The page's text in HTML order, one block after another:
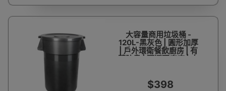
大容量商用垃圾桶 -
120L-黑灰色 | 圓形加厚
| 戶外環衛餐飲廚房 | 有
蓋防臭 | 可選配底座 | 方
$398